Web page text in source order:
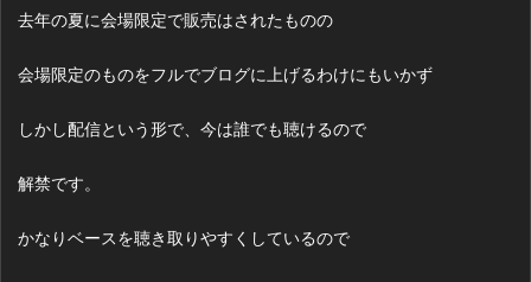
去年の夏に会場限定で販売はされたものの
会場限定のものをフルでブログに上げるわけにもいかず
しかし配信という形で、今は誰でも聴けるので
解禁です。
かなりベースを聴き取りやすくしているので